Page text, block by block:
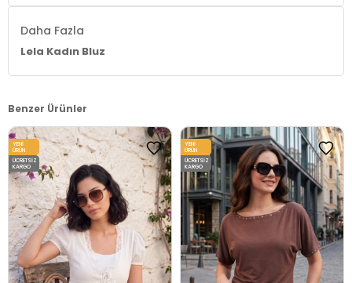
Daha Fazla
Lela Kadın Bluz
Benzer Ürünler
YENI
ÜRÜN
ÜCRETSIZ
KARGO
YENI
ÜRÜN
ÜCRETSIZ
KARGO